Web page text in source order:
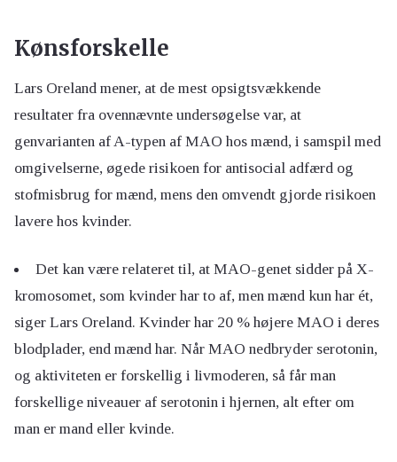
Kønsforskelle
Lars Oreland mener, at de mest opsigtsvækkende
resultater fra ovennævnte undersøgelse var, at
genvarianten af A-typen af MAO hos mænd, i samspil med
omgivelserne, øgede risikoen for antisocial adfærd og
stofmisbrug for mænd, mens den omvendt gjorde risikoen
lavere hos kvinder.
Det kan være relateret til, at MAO-genet sidder på X-
kromosomet, som kvinder har to af, men mænd kun har ét,
siger Lars Oreland. Kvinder har 20 % højere MAO i deres
blodplader, end mænd har. Når MAO nedbryder serotonin,
og aktiviteten er forskellig i livmoderen, så får man
forskellige niveauer af serotonin i hjernen, alt efter om
man er mand eller kvinde.